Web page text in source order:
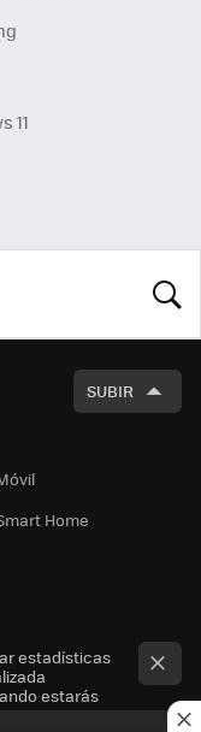
11
SUBIR
Home
estadísticas
estarás